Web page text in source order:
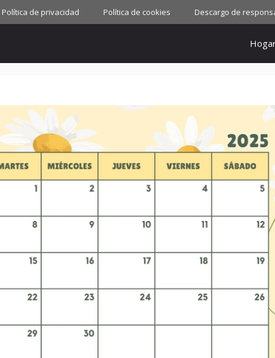
Política de privacidad Política de cookies Descargo de